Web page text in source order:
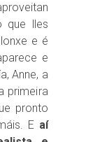
que lles
e é
e
Anne, a
primeira
pronto
E aí